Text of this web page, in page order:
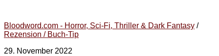
Bloodword.com - Horror, Sci-Fi, Thriller & Dark Fantasy /
Rezension / Buch-Tip
29. November 2022